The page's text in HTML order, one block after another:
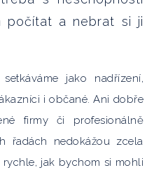
počítat a nebrat si ji
jako nadřízení,
i občané. Ani dobře
firmy či profesionálně
řadách nedokážou zcela
jak bychom si mohli